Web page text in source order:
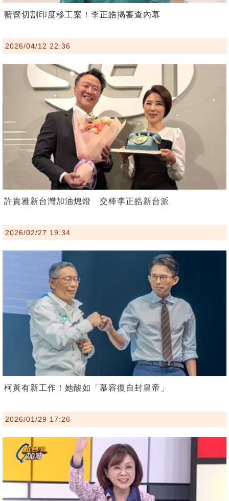
藍營切割印度移工案！李正皓揭審查內幕
2026/04/12 22:36
許貴雅新台灣加油熄燈 交棒李正皓新台派
2026/02/27 19:34
柯黃有新工作！她酸如「慕容復自封皇帝」
2026/01/29 17:26